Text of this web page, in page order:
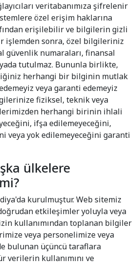
veritabanımıza şifrelenir
özel erişim haklarına
erişilebilir ve bilgilerin gizli
işlemden sonra, özel bilgileriniz
güvenlik numaraları, finansal
tutulmaz. Bununla birlikte,
herhangi bir bilginin mutlak
veya garanti edemeyiz
fiziksel, teknik veya
herhangi birinin ihlali
ifşa edilemeyeceğini,
veya yok edilemeyeceğini garanti
ülkelere
kurulmuştur. Web sitemiz
etkileşimler yoluyla veya
kullanımından toplanan bilgiler
veya personelimize veya
bulunan üçüncü taraflara
verilerin kullanımını ve